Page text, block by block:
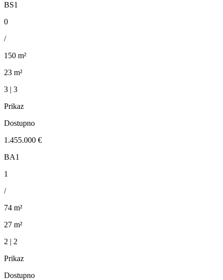
BS1
0
/
150 m²
23 m²
3 | 3
Prikaz
Dostupno
1.455.000 €
BA1
1
/
74 m²
27 m²
2 | 2
Prikaz
Dostupno